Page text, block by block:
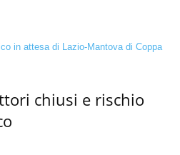
chiusi e rischio